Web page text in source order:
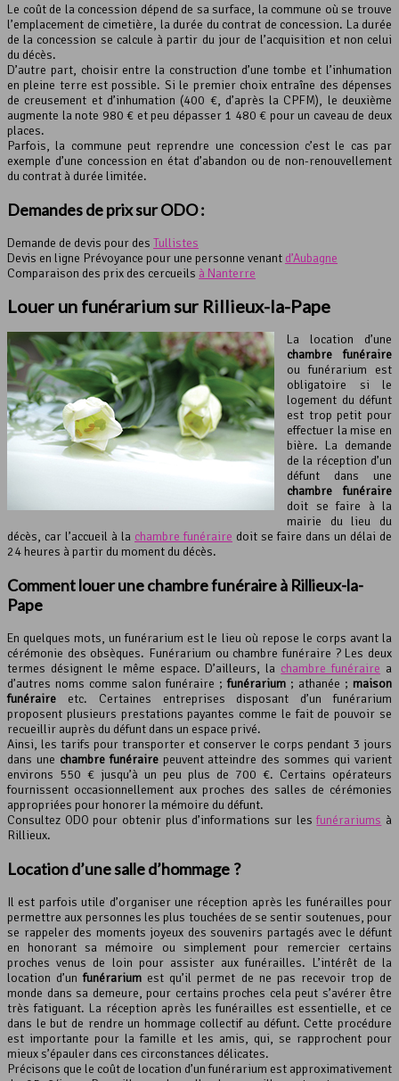
Le coût de la concession dépend de sa surface, la commune où se trouve
l’emplacement de cimetière, la durée du contrat de concession. La durée
de la concession se calcule à partir du jour de l’acquisition et non celui
du décès.
D’autre part, choisir entre la construction d’une tombe et l’inhumation
en pleine terre est possible. Si le premier choix entraîne des dépenses
de creusement et d’inhumation (400 €, d’après la CPFM), le deuxième
augmente la note 980 € et peu dépasser 1 480 € pour un caveau de deux
places.
Parfois, la commune peut reprendre une concession c’est le cas par
exemple d’une concession en état d’abandon ou de non-renouvellement
du contrat à durée limitée.
Demandes de prix sur ODO :
Demande de devis pour des Tullistes
Devis en ligne Prévoyance pour une personne venant d’Aubagne
Comparaison des prix des cercueils à Nanterre
Louer un funérariumsur Rillieux-la-Pape
La location d’une
chambre funéraire
ou funérarium est
obligatoire si le
logement du défunt
est trop petit pour
effectuer la mise en
bière. La demande
de la réception d’un
défunt dans une
chambre funéraire
doit se faire à la
mairie du lieu du
décès, car l’accueil à la chambre funéraire doit se faire dans un délai de
24 heures à partir du moment du décès.
Comment louer unechambre funéraireà Rillieux-la-
Pape
En quelques mots, un funérarium est le lieu où repose le corps avant la
cérémonie des obsèques. Funérarium ou chambre funéraire ? Les deux
termes désignent le même espace. D’ailleurs, la chambre funéraire a
d’autres noms comme salon funéraire ;funérarium ; athanée ; maison
funéraire etc. Certaines entreprises disposant d’un funérarium
proposent plusieurs prestations payantes comme le fait de pouvoir se
recueillir auprès du défunt dans un espace privé.
Ainsi, les tarifs pour transporter et conserver le corps pendant 3 jours
dans une chambre funérairepeuvent atteindre des sommes qui varient
environs 550 € jusqu’à un peu plus de 700 €. Certains opérateurs
fournissent occasionnellement aux proches des salles de cérémonies
appropriées pour honorer la mémoire du défunt.
Consultez ODO pour obtenir plus d’informations sur lesfunérariums à
Rillieux.
Location d’une salle d’hommage ?
Il est parfois utile d’organiser une réception après les funérailles pour
permettre aux personnes les plus touchées de se sentir soutenues, pour
se rappeler des moments joyeux des souvenirs partagés avec le défunt
en honorant sa mémoire ou simplement pour remercier certains
proches venus de loin pour assister aux funérailles. L’intérêt de la
location d’unfunérarium est qu’il permet de ne pas recevoir trop de
monde dans sa demeure, pour certains proches cela peut s’avérer être
très fatiguant. La réception après les funérailles est essentielle, et ce
dans le but de rendre un hommage collectif au défunt. Cette procédure
est importante pour la famille et les amis, qui, se rapprochent pour
mieux s’épauler dans ces circonstances délicates.
Précisons que le coût de location d’un funérarium est approximativement